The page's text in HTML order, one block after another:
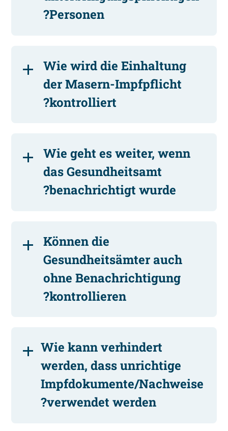
Personen?
Wie wird die Einhaltung
der Masern-Impfpflicht
kontrolliert?
Wie geht es weiter, wenn
das Gesundheitsamt
benachrichtigt wurde?
Können die
Gesundheitsämter auch
ohne Benachrichtigung
kontrollieren?
Wie kann verhindert
werden, dass unrichtige
Impfdokumente/Nachweise
verwendet werden?